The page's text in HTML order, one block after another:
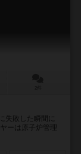
失敗した瞬間に
ーは原子炉管理